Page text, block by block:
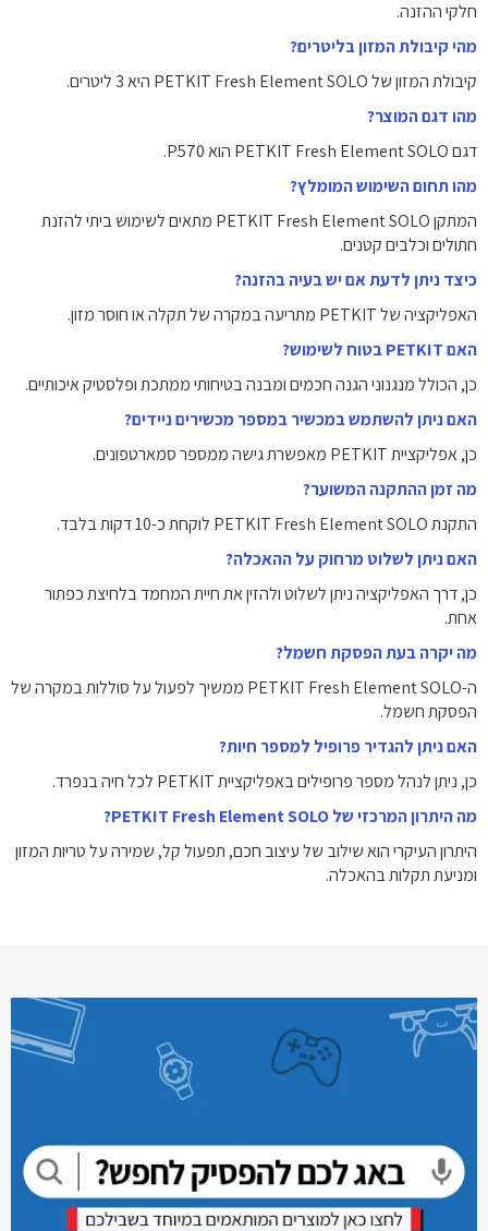
חלקי ההזנה.
מהי קיבולת המזון בליטרים?
קיבולת המזון של PETKIT Fresh Element SOLO היא 3 ליטרים.
מהו דגם המוצר?
דגם PETKIT Fresh Element SOLO הוא P570.
מהו תחום השימוש המומלץ?
המתקן PETKIT Fresh Element SOLO מתאים לשימוש ביתי להזנת
חתולים וכלבים קטנים.
כיצד ניתן לדעת אם יש בעיה בהזנה?
האפליקציה של PETKIT מתריעה במקרה של תקלה או חוסר מזון.
האם PETKIT בטוח לשימוש?
כן, הכולל מנגנוני הגנה חכמים ומבנה בטיחותי ממתכת ופלסטיק איכותיים.
האם ניתן להשתמש במכשיר במספר מכשירים ניידים?
כן, אפליקציית PETKIT מאפשרת גישה ממספר סמארטפונים.
מה זמן ההתקנה המשוער?
התקנת PETKIT Fresh Element SOLO לוקחת כ-10 דקות בלבד.
האם ניתן לשלוט מרחוק על ההאכלה?
כן, דרך האפליקציה ניתן לשלוט ולהזין את חיית המחמד בלחיצת כפתור
אחת.
מה יקרה בעת הפסקת חשמל?
ה-PETKIT Fresh Element SOLO ממשיך לפעול על סוללות במקרה של
הפסקת חשמל.
האם ניתן להגדיר פרופיל למספר חיות?
כן, ניתן לנהל מספר פרופילים באפליקציית PETKIT לכל חיה בנפרד.
מה היתרון המרכזי של PETKIT Fresh Element SOLO?
היתרון העיקרי הוא שילוב של עיצוב חכם, תפעול קל, שמירה על טריות המזון
ומניעת תקלות בהאכלה.